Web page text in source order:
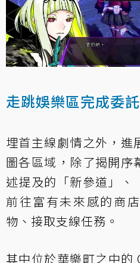
走跳娛樂區完成委託
埋首主線劇情之外，進
圖各區域，除了揭開序
述提及的「新參道」、
前往富有未來感的商
物、接取支線任務。
其中位於華樂町之中的